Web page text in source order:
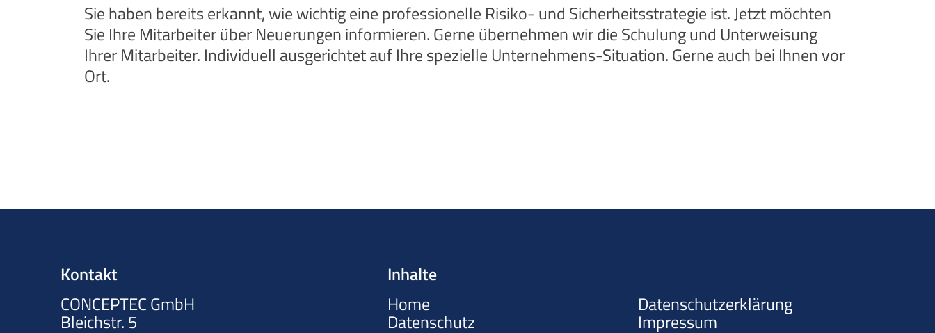
Sie haben bereits erkannt, wie wichtig eine professionelle Risiko- und Sicherheitsstrategie ist. Jetzt möchten
Sie Ihre Mitarbeiter über Neuerungen informieren. Gerne übernehmen wir die Schulung und Unterweisung
Ihrer Mitarbeiter. Individuell ausgerichtet auf Ihre spezielle Unternehmens-Situation. Gerne auch bei Ihnen vor
Ort.
Kontakt
CONCEPTEC GmbH
Bleichstr. 5
Inhalte
Home
Datenschutz
Datenschutzerklärung
Impressum